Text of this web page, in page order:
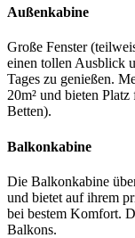
Außenkabine
Große Fenster
einen tollen Ausblick
Tages zu genießen.
20m² und bieten
Betten).
Balkonkabine
Die Balkonkabine
und bietet auf ihrem
bei bestem Komfort.
Balkons.